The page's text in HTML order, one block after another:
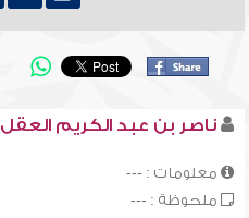
ناصر بن عبد الكريم العقل
معلومات : ---
ملحوظة : ---